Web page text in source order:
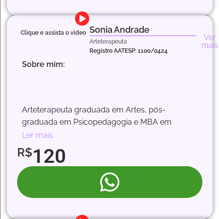
Clique e assista o video Sonia Andrade
Arteterapeuta
Registro AATESP: 1100/0424
Ver
mais
Sobre mim:
Arteterapeuta graduada em Artes, pós-
graduada em Psicopedagogia e MBA em
Gestão pela FGV, formação em Arteterapia pelo
Instituto Freedom e especialização em
abordagens neuropsicológicas, integrando arte
e neurociência para promover reabilitação
cognitiva, desenvolvimento emocional e
fortalecimento das funções neuropsicológicas
Ler mais
R$120